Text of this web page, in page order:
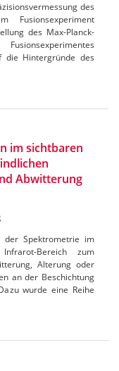
des
Fusionsexperiment
des Max-Planck-
die Hintergründe des
im sichtbaren
Abwitterung
der Spektrometrie im
Bereich zum
Alterung oder
an der Beschichtung
wurde eine Reihe